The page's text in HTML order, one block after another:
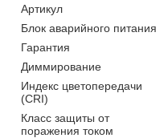
Артикул
Блок аварийного питания
Гарантия
Диммирование
Индекс цветопередачи
(CRI)
Класс защиты от
поражения током